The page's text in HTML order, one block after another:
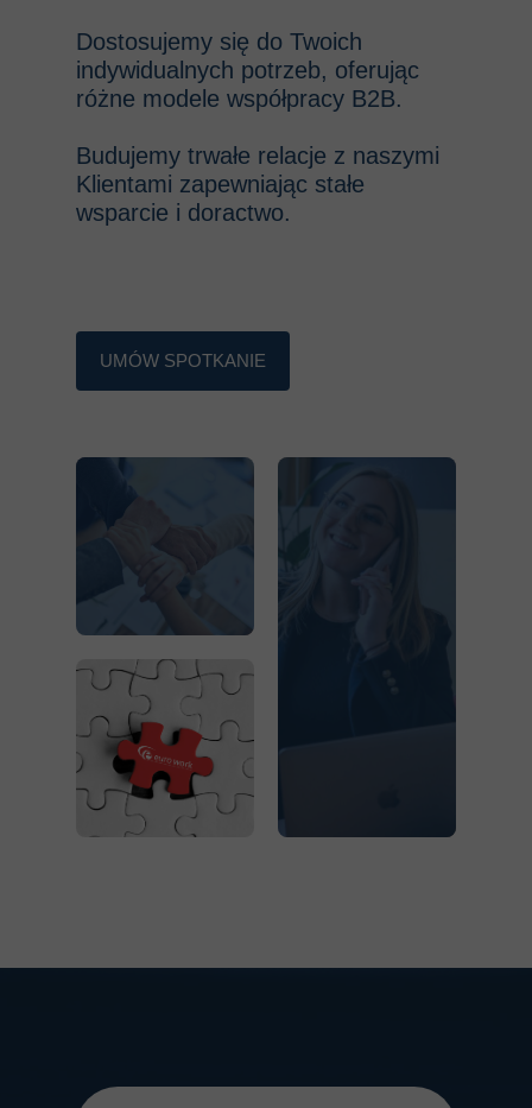
Dostosujemy się do Twoich
indywidualnych potrzeb, oferując
różne modele współpracy B2B.
Budujemy trwałe relacje z naszymi
Klientami zapewniając stałe
wsparcie i doractwo.
UMÓW SPOTKANIE